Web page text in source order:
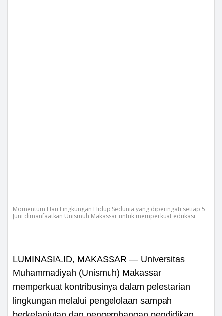
Momentum Hari Lingkungan Hidup Sedunia yang diperingati setiap 5
Juni dimanfaatkan Unismuh Makassar untuk memperkuat edukasi
LUMINASIA.ID, MAKASSAR — Universitas
Muhammadiyah (Unismuh) Makassar
memperkuat kontribusinya dalam pelestarian
lingkungan melalui pengelolaan sampah